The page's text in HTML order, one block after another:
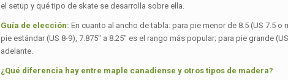
el setup y qué tipo de skate se desarrolla sobre ella.
Guía de elección: En cuanto al ancho de tabla: para pie menor de 8.5 (US 7.5 o
pie estándar (US 8-9), 7.875″ a 8.25″ es el rango más popular; para pie grande
adelante.
¿Qué diferencia hay entre maple canadiense y otros tipos de madera?